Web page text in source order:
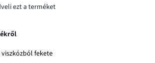
ezt a terméket
fekete